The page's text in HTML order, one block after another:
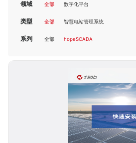
领域 全部 数字化平台
类型 全部 智慧电站管理系统
系列 全部 hopeSCADA